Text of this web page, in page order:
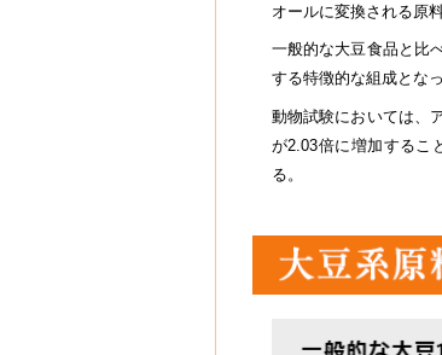
オールに変換される原
一般的な大豆食品と比
する特徴的な組成となっ
動物試験においては、
が2.03倍に増加するこ
る。